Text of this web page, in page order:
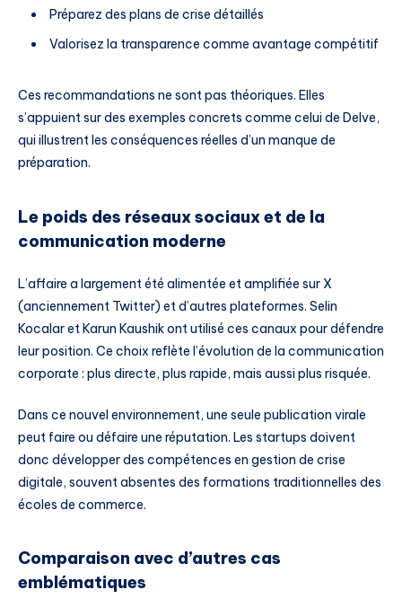
Préparez des plans de crise détaillés
Valorisez la transparence comme avantage compétitif
Ces recommandations ne sont pas théoriques. Elles
s’appuient sur des exemples concrets comme celui de Delve,
qui illustrent les conséquences réelles d’un manque de
préparation.
Le poids des réseaux sociaux et de la
communication moderne
L’affaire a largement été alimentée et amplifiée sur X
(anciennement Twitter) et d’autres plateformes. Selin
Kocalar et Karun Kaushik ont utilisé ces canaux pour défendre
leur position. Ce choix reflète l’évolution de la communication
corporate : plus directe, plus rapide, mais aussi plus risquée.
Dans ce nouvel environnement, une seule publication virale
peut faire ou défaire une réputation. Les startups doivent
donc développer des compétences en gestion de crise
digitale, souvent absentes des formations traditionnelles des
écoles de commerce.
Comparaison avec d’autres cas
emblématiques